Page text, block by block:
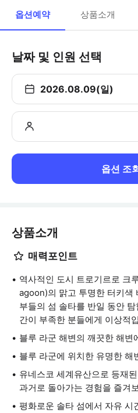
옵션예약 상품소개
날짜 및 인원 선택
2026.08.09(일)
옵션 조
상품소개
매력포인트
역사적인 도시 트로기르로 크
agoon)의 맑고 투명한 터키색
부들의 섬 솔타를 반일 동안
간이 부족한 분들에게 이상적
블루 라군 해변의 깨끗한 해변
블루 라군에 위치한 유명한
유네스코 세계유산으로 등재
과거로 돌아가는 경험을 즐겨
평화로운 솔타 섬에서 자유 시